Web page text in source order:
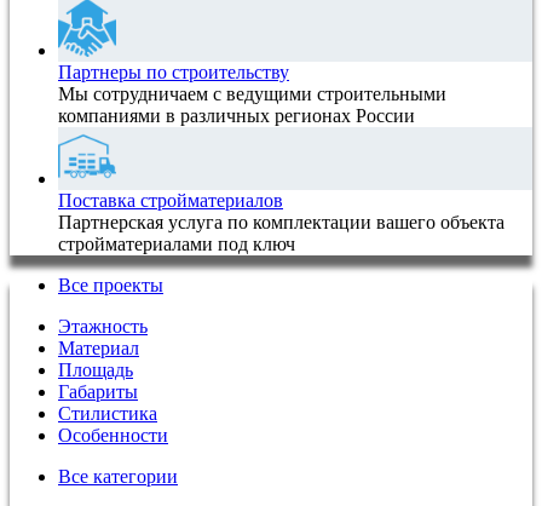
Партнеры по строительству
Мы сотрудничаем с ведущими строительными
компаниями в различных регионах России
Поставка стройматериалов
Партнерская услуга по комплектации вашего объекта
стройматериалами под ключ
Все проекты
Этажность
Материал
Площадь
Габариты
Стилистика
Особенности
Все категории